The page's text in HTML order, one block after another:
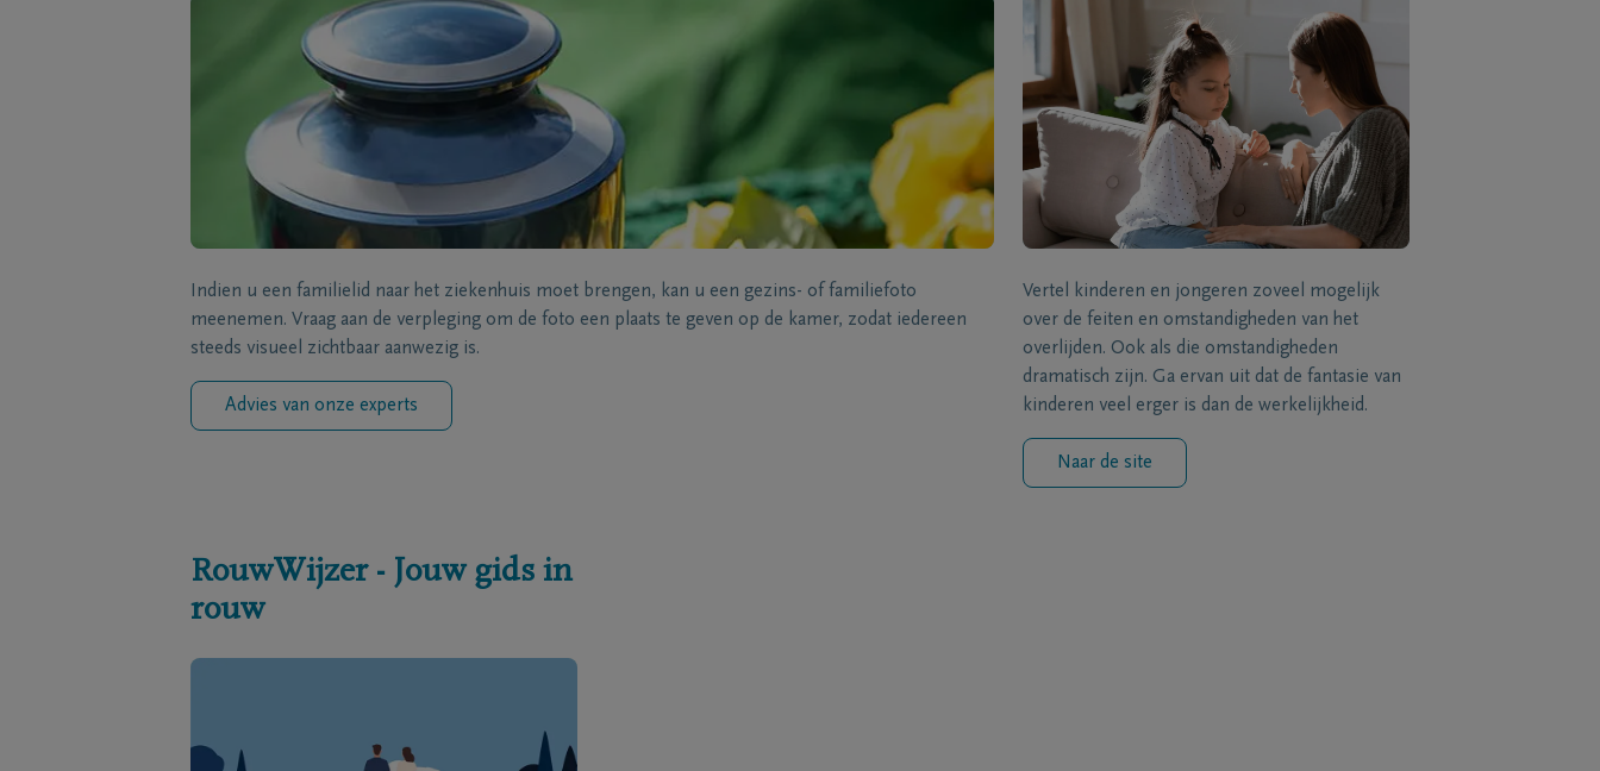
Indien u een familielid naar het ziekenhuis moet brengen, kan u een gezins- of familiefoto
meenemen. Vraag aan de verpleging om de foto een plaats te geven op de kamer, zodat iedereen
steeds visueel zichtbaar aanwezig is.
Advies van onze experts
Vertel kinderen en jongeren zoveel mogelijk
over de feiten en omstandigheden van het
overlijden. Ook als die omstandigheden
dramatisch zijn. Ga ervan uit dat de fantasie van
kinderen veel erger is dan de werkelijkheid.
Naar de site
RouwWijzer - Jouw gids in
rouw